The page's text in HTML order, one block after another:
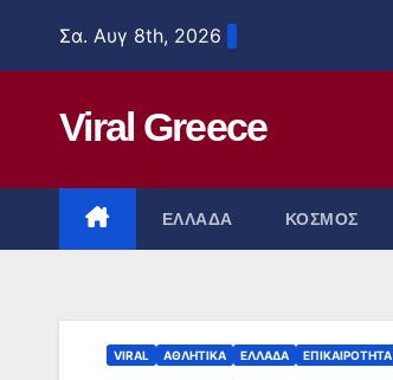
Σα. Αυγ 8th, 2026
Viral Greece
ΕΛΛΑΔΑ ΚΟΣΜΟΣ
VIRAL ΑΘΛΗΤΙΚΑ ΕΛΛΑΔΑ ΕΠΙΚΑΙΡΟΤΗΤΑ